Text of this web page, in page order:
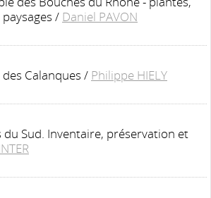
/ Daniel PAVON
Calanques / Philippe HIELY
du Sud. Inventaire, préservation et